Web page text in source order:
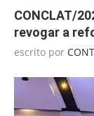
CONCLAT/
revogar a
escrito por